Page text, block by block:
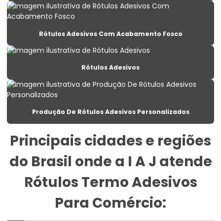
Etiqueta Lacre Para Produtos
Etiqueta Para Congelados Em Supermercados
Etiqueta Para Congelados No Varejo
Etiqueta Para Gondolas De Supermercado
Etiqueta Para Produtos Congelados
Etiqueta Para Roupas Personalizadas
Etiqueta Promocional Para Balcão De Vendas
Rótulos Adesivos Com Acabamento Fosco
Rótulos Adesivos
Produção De Rótulos Adesivos Personalizados
Principais cidades e regiões
do Brasil onde a I A J atende
Rótulos Termo Adesivos
Para Comércio: